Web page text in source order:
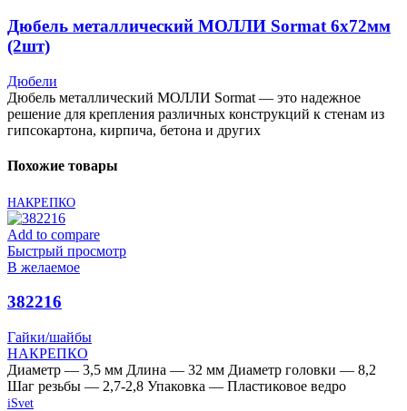
Дюбель металлический МОЛЛИ Sormat 6х72мм
(2шт)
Дюбели
Дюбель металлический МОЛЛИ Sormat — это надежное
решение для крепления различных конструкций к стенам из
гипсокартона, кирпича, бетона и других
Похожие товары
НАКРЕПКО
Add to compare
Быстрый просмотр
В желаемое
382216
Гайки/шайбы
НАКРЕПКО
Диаметр — 3,5 мм Длина — 32 мм Диаметр головки — 8,2
Шаг резьбы — 2,7-2,8 Упаковка — Пластиковое ведро
iSvet